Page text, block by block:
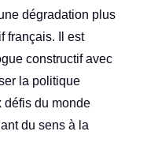
dégradation plus
français. Il est
constructif avec
la politique
défis du monde
du sens à la